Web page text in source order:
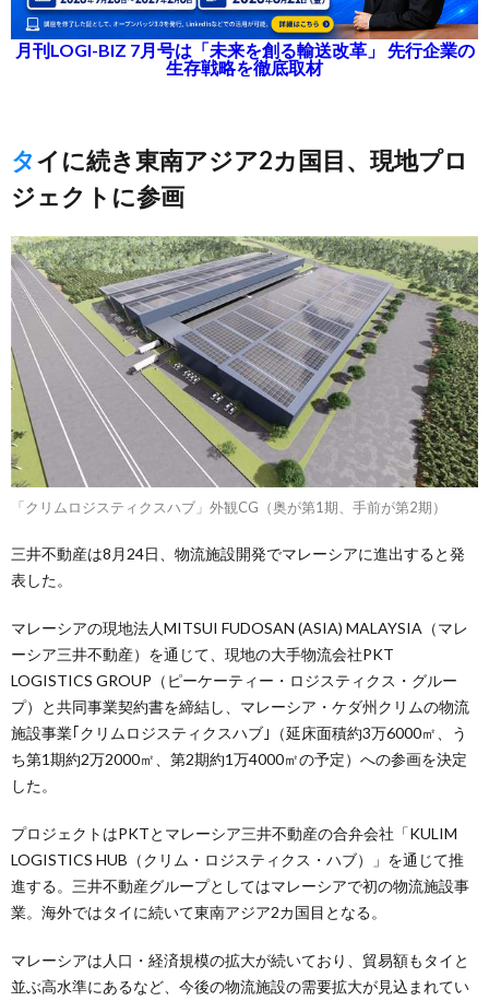
月刊LOGI-BIZ 7月号は「未来を創る輸送改革」 先行企業の
生存戦略を徹底取材
タイに続き東南アジア2カ国目、現地プロ
ジェクトに参画
「クリムロジスティクスハブ」外観CG（奥が第1期、手前が第2期）
三井不動産は8月24日、物流施設開発でマレーシアに進出すると発
表した。
マレーシアの現地法人MITSUI FUDOSAN (ASIA) MALAYSIA（マレ
ーシア三井不動産）を通じて、現地の大手物流会社PKT
LOGISTICS GROUP（ピーケーティー・ロジスティクス・グルー
プ）と共同事業契約書を締結し、マレーシア・ケダ州クリムの物流
施設事業｢クリムロジスティクスハブ｣（延床面積約3万6000㎡、う
ち第1期約2万2000㎡、第2期約1万4000㎡の予定）への参画を決定
した。
プロジェクトはPKTとマレーシア三井不動産の合弁会社「KULIM
LOGISTICS HUB（クリム・ロジスティクス・ハブ）」を通じて推
進する。三井不動産グループとしてはマレーシアで初の物流施設事
業。海外ではタイに続いて東南アジア2カ国目となる。
マレーシアは人口・経済規模の拡大が続いており、貿易額もタイと
並ぶ高水準にあるなど、今後の物流施設の需要拡大が見込まれてい